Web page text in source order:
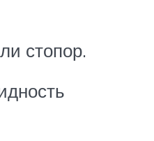
стопор.